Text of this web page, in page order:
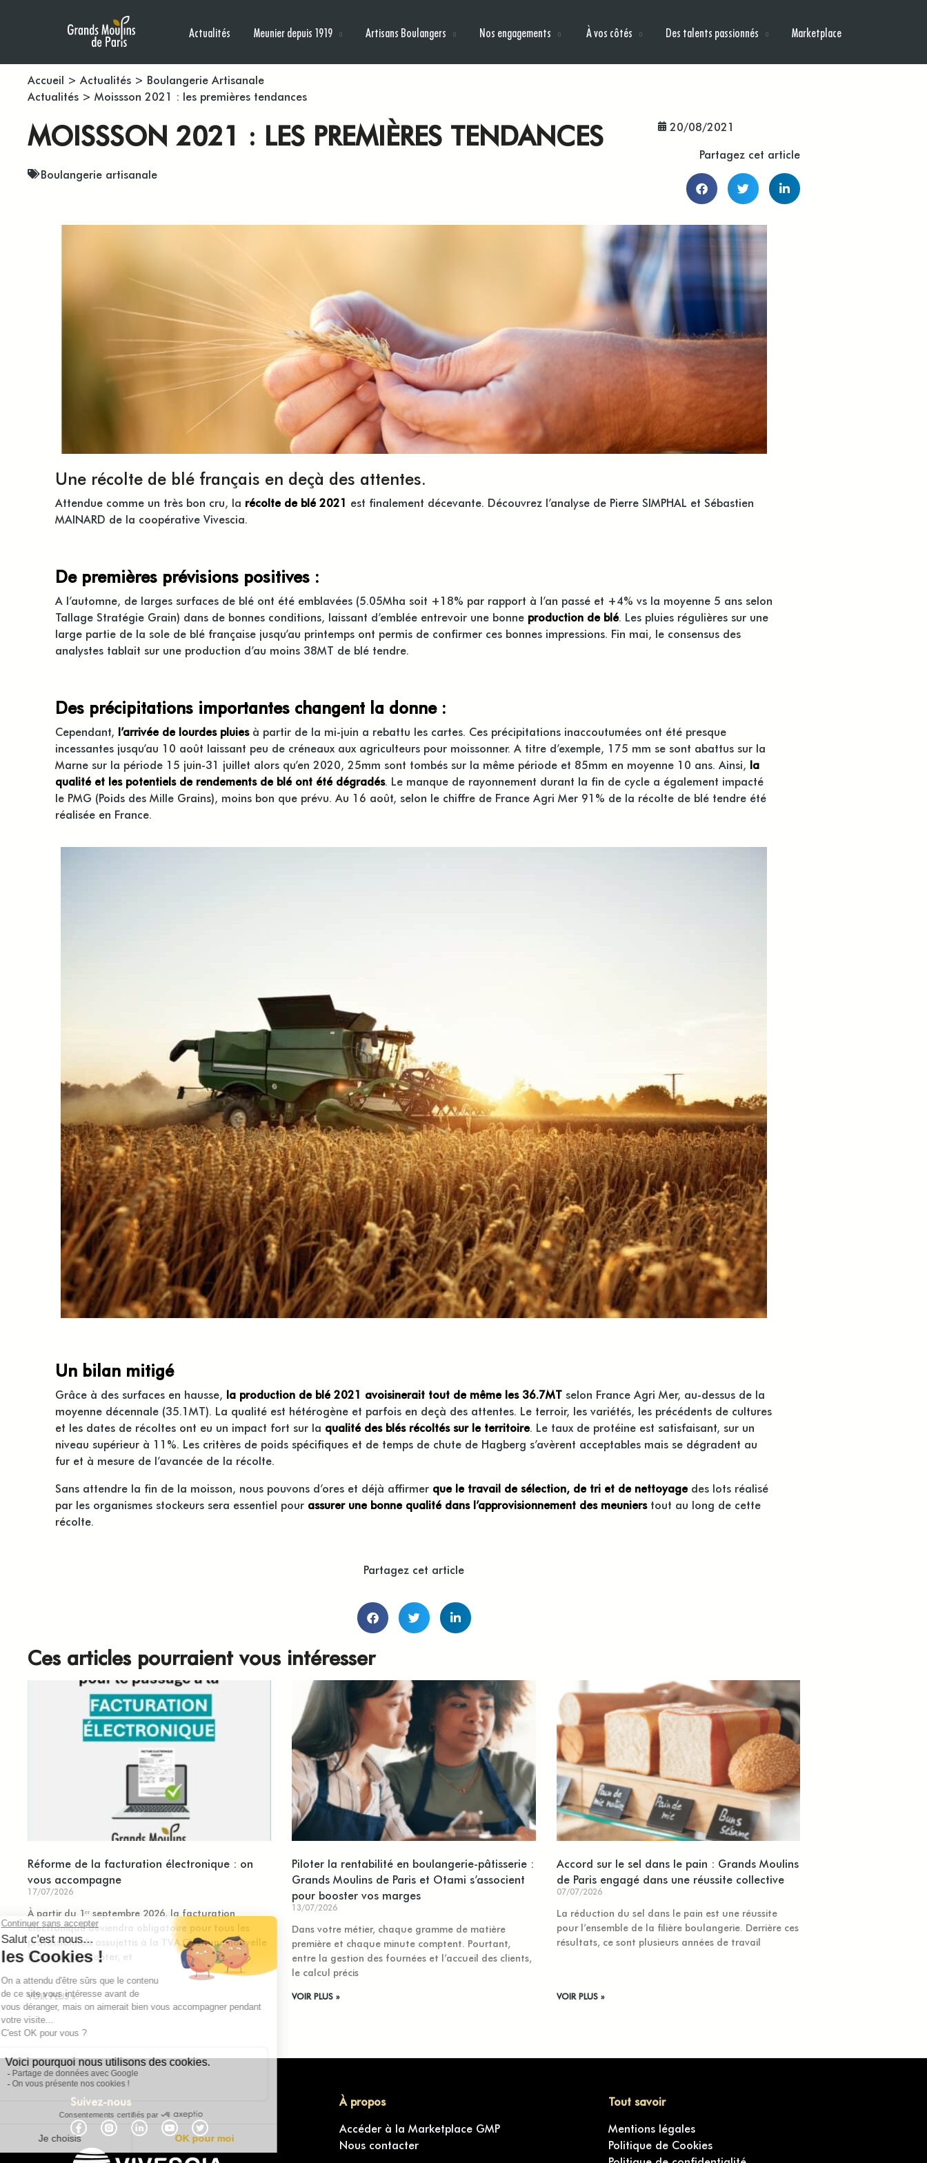
Actualités Meunier depuis 1919 Artisans Boulangers Nos engagements À vos côtés Des talents passionnés Marketplace
Accueil > Actualités > Boulangerie Artisanale
Actualités > Moissson 2021 : les premières tendances
MOISSSON 2021 : LES PREMIÈRES TENDANCES
Boulangerie artisanale
20/08/2021
Partagez cet article
Une récolte de blé français en deçà des attentes.
Attendue comme un très bon cru, la récolte de blé 2021 est finalement décevante. Découvrez l’analyse de Pierre SIMPHAL et Sébastien
MAINARD de la coopérative Vivescia.
De premières prévisions positives :
A l’automne, de larges surfaces de blé ont été emblavées (5.05Mha soit +18% par rapport à l’an passé et +4% vs la moyenne 5 ans selon
Tallage Stratégie Grain) dans de bonnes conditions, laissant d’emblée entrevoir une bonne production de blé. Les pluies régulières sur une
large partie de la sole de blé française jusqu’au printemps ont permis de confirmer ces bonnes impressions. Fin mai, le consensus des
analystes tablait sur une production d’au moins 38MT de blé tendre.
Des précipitations importantes changent la donne :
Cependant, l’arrivée de lourdes pluiesà partir de la mi-juin a rebattu les cartes. Ces précipitations inaccoutumées ont été presque
incessantes jusqu’au 10 août laissant peu de créneaux aux agriculteurs pour moissonner. A titre d’exemple, 175 mm se sont abattus sur la
Marne sur la période 15 juin-31 juillet alors qu’en 2020, 25mm sont tombés sur la même période et 85mm en moyenne 10 ans. Ainsi, la
qualité et les potentiels de rendements de blé ont été dégradés. Le manque de rayonnement durant la fin de cycle a également impacté
le PMG (Poids des Mille Grains), moins bon que prévu. Au 16 août, selon le chiffre de France Agri Mer 91% de la récolte de blé tendre été
réalisée en France.
Un bilan mitigé
Grâce à des surfaces en hausse, la production de blé 2021 avoisinerait tout de même les 36.7MT selon France Agri Mer, au-dessus de la
moyenne décennale (35.1MT). La qualité est hétérogène et parfois en deçà des attentes. Le terroir, les variétés, les précédents de cultures
et les dates de récoltes ont eu un impact fort sur la qualité des blés récoltés sur le territoire. Le taux de protéine est satisfaisant, sur un
niveau supérieur à 11%. Les critères de poids spécifiques et de temps de chute de Hagberg s’avèrent acceptables mais se dégradent au
fur et à mesure de l’avancée de la récolte.
Sans attendre la fin de la moisson, nous pouvons d’ores et déjà affirmer que le travail de sélection, de tri et de nettoyagedes lots réalisé
par les organismes stockeurs sera essentiel pour assurer une bonne qualité dans l’approvisionnement des meunierstout au long de cette
récolte.
Partagez cet article
Ces articles pourraient vous intéresser
Réforme de la facturation électronique : on
vous accompagne
17/07/2026
À partir du 1ᵉʳ septembre 2026, la facturation
électronique deviendra obligatoire pour tous les
professionnels assujettis à la TVA.C’est une nouvelle
habitude à adopter, et
VOIR PLUS »
Piloter la rentabilité en boulangerie-pâtisserie :
Grands Moulins de Paris et Otami s’associent
pour booster vos marges
13/07/2026
Dans votre métier, chaque gramme de matière
première et chaque minute comptent. Pourtant,
entre la gestion des fournées et l’accueil des clients,
le calcul précis
VOIR PLUS »
Accord sur le sel dans le pain : Grands Moulins
de Paris engagé dans une réussite collective
07/07/2026
La réduction du sel dans le pain est une réussite
pour l’ensemble de la filière boulangerie. Derrière ces
résultats, ce sont plusieurs années de travail
VOIR PLUS »
Suivez-nous
À propos
Accéder à la Marketplace GMP
Nous contacter
Tout savoir
Mentions légales
Politique de Cookies